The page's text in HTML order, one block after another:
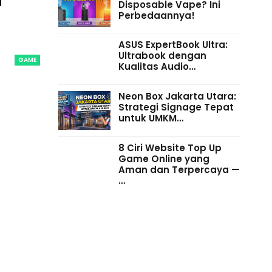
GAME
Disposable Vape? Ini
Perbedaannya!
ASUS ExpertBook Ultra:
Ultrabook dengan
Kualitas Audio…
Neon Box Jakarta Utara:
Strategi Signage Tepat
untuk UMKM…
8 Ciri Website Top Up
Game Online yang
Aman dan Terpercaya —
…